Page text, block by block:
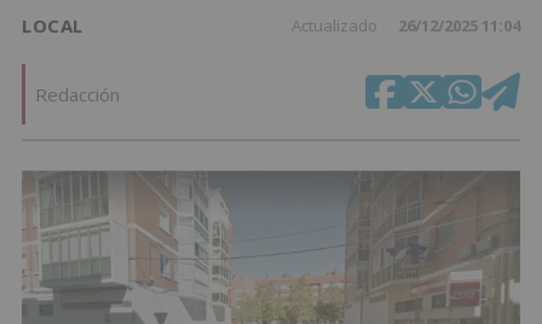
LOCAL Actualizado 26/12/2025 11:04
Redacción